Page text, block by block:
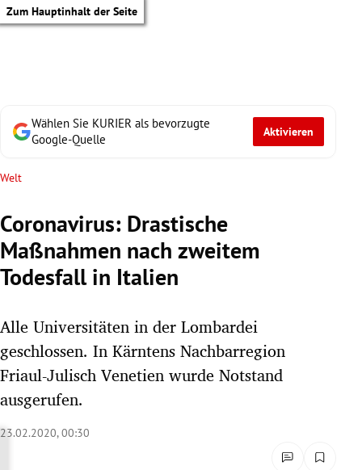
Zum Hauptinhalt der Seite
Untermenü
Wählen Sie KURIER als bevorzugte
Google-Quelle
Aktivieren
Welt
Coronavirus: Drastische
Maßnahmen nach zweitem
Todesfall in Italien
Alle Universitäten in der Lombardei
geschlossen. In Kärntens Nachbarregion
Friaul-Julisch Venetien wurde Notstand
ausgerufen.
23.02.2020, 00:30